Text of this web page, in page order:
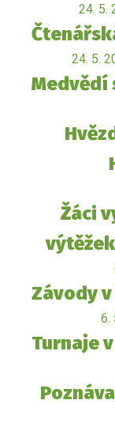
24. 5.
24. 5.
Medvědí
Žáci
Závody
6.
Turnaje